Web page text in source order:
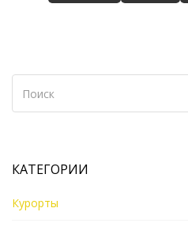
КАТЕГОРИИ
Курорты